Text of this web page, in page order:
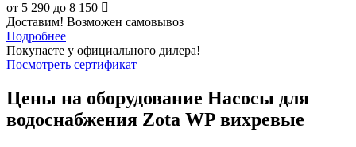
от 5 290 до 8 150
Доставим! Возможен самовывоз
Подробнее
Покупаете у официального дилера!
Посмотреть сертификат
Цены на оборудование Насосы для
водоснабжения Zota WP вихревые